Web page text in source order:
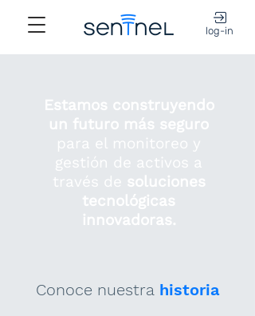
log-in
Estamos construyendo
un futuro más seguro
para el monitoreo y
gestión de activos a
través de soluciones
tecnológicas
innovadoras.
Conoce nuestra historia